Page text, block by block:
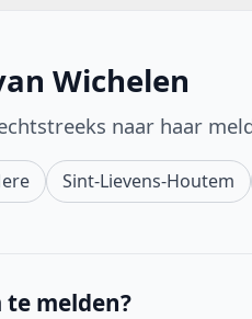
Wichelen
naar haar
Sint-Lievens-Houtem
te melden?